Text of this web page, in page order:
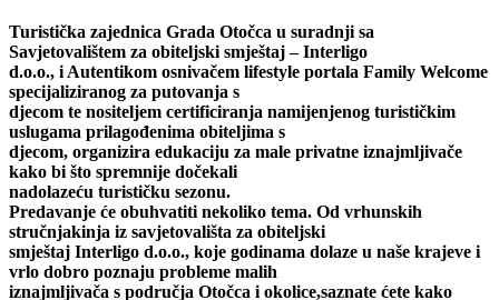
Turistička zajednica Grada Otočca u suradnji sa
Savjetovalištem za obiteljski smještaj – Interligo
d.o.o., i Autentikom osnivačem lifestyle portala Family Welcome
specijaliziranog za putovanja s
djecom te nositeljem certificiranja namijenjenog turističkim
uslugama prilagođenima obiteljima s
djecom, organizira edukaciju za male privatne iznajmljivače
kako bi što spremnije dočekali
nadolazeću turističku sezonu.
Predavanje će obuhvatiti nekoliko tema. Od vrhunskih
stručnjakinja iz savjetovališta za obiteljski
smještaj Interligo d.o.o., koje godinama dolaze u naše krajeve i
vrlo dobro poznaju probleme malih
iznajmljivača s područja Otočca i okolice,saznate ćete kako